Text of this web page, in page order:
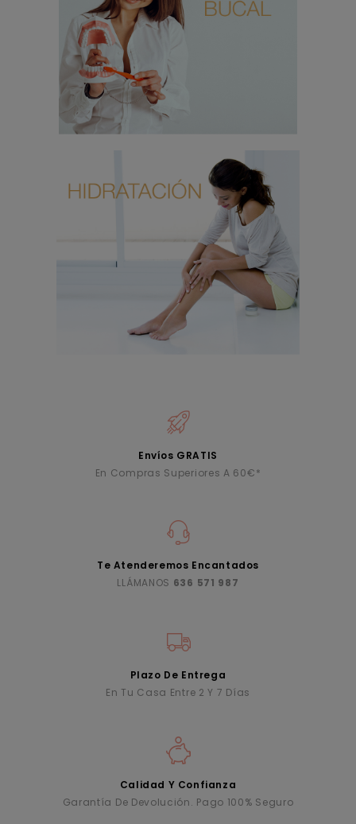
Envíos GRATIS
En Compras Superiores A 60€*
Te Atenderemos Encantados
LLÁMANOS 636 571 987
Plazo De Entrega
En Tu Casa Entre 2 Y 7 Días
Calidad Y Confianza
Garantía De Devolución. Pago 100% Seguro